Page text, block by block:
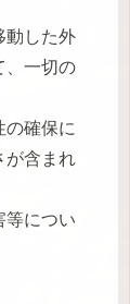
動した外
、一切の
の確保に
が含まれ
等につい